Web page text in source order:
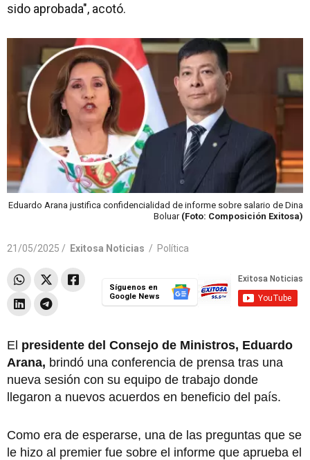
sido aprobada", acotó.
Eduardo Arana justifica confidencialidad de informe sobre salario de Dina
Boluar (Foto: Composición Exitosa)
21/05/2025 / Exitosa Noticias / Política
Síguenos en
Google News
El presidente del Consejo de Ministros, Eduardo
Arana, brindó una conferencia de prensa tras una
nueva sesión con su equipo de trabajo donde
llegaron a nuevos acuerdos en beneficio del país.
Como era de esperarse, una de las preguntas que se
le hizo al premier fue sobre el informe que aprueba el